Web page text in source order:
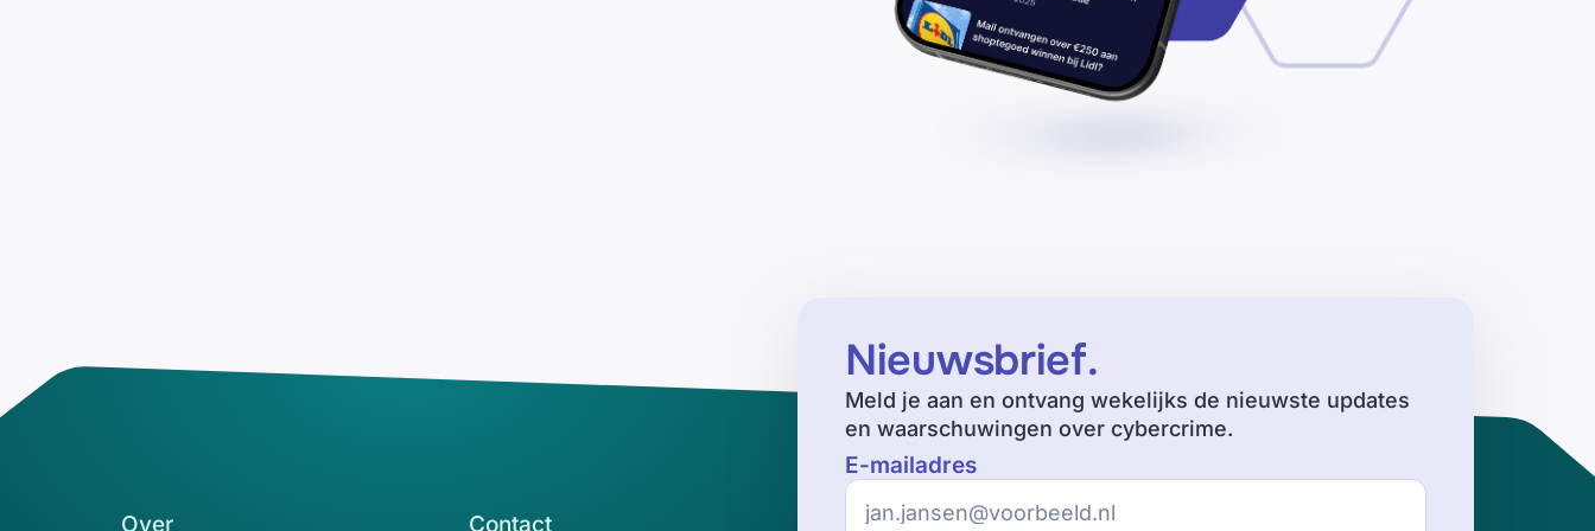
Nieuwsbrief.
Meld je aan en ontvang wekelijks de nieuwste updates
en waarschuwingen over cybercrime.
E-mailadres
Over Contact